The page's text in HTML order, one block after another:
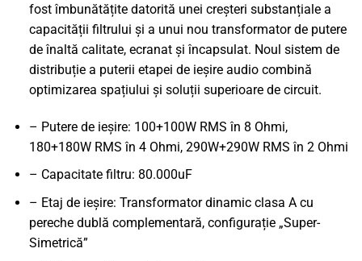
fost îmbunătățite datorită unei creșteri substanțiale a
capacității filtrului și a unui nou transformator de putere
de înaltă calitate, ecranat și încapsulat. Noul sistem de
distribuție a puterii etapei de ieșire audio combină
optimizarea spațiului și soluții superioare de circuit.
– Putere de ieșire: 100+100W RMS în 8 Ohmi,
180+180W RMS în 4 Ohmi, 290W+290W RMS în 2 Ohmi
– Capacitate filtru: 80.000uF
– Etaj de ieșire: Transformator dinamic clasa A cu
pereche dublă complementară, configurație „Super-
Simetrică”